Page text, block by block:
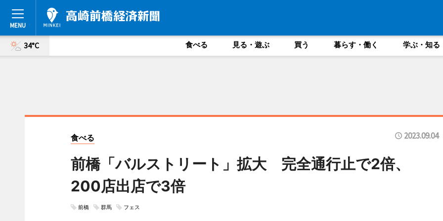
34°C 食べる 見る・遊ぶ 買う 暮らす・働く 学ぶ・知る
食べる 2023.09.04
前橋「バルストリート」拡大 完全通行止で2倍、
200店出店で3倍
前橋 群馬 フェス